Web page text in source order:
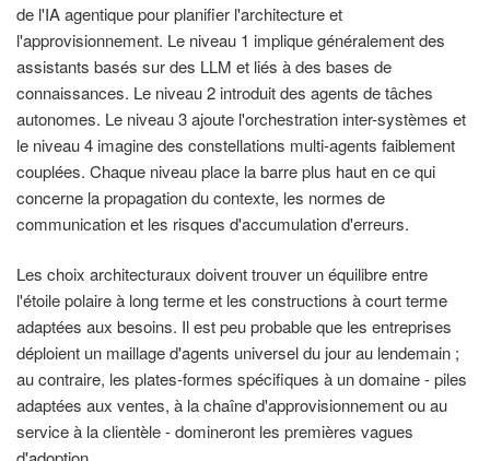
de l'IA agentique pour planifier l'architecture et
l'approvisionnement. Le niveau 1 implique généralement des
assistants basés sur des LLM et liés à des bases de
connaissances. Le niveau 2 introduit des agents de tâches
autonomes. Le niveau 3 ajoute l'orchestration inter-systèmes et
le niveau 4 imagine des constellations multi-agents faiblement
couplées. Chaque niveau place la barre plus haut en ce qui
concerne la propagation du contexte, les normes de
communication et les risques d'accumulation d'erreurs.
Les choix architecturaux doivent trouver un équilibre entre
l'étoile polaire à long terme et les constructions à court terme
adaptées aux besoins. Il est peu probable que les entreprises
déploient un maillage d'agents universel du jour au lendemain ;
au contraire, les plates-formes spécifiques à un domaine - piles
adaptées aux ventes, à la chaîne d'approvisionnement ou au
service à la clientèle - domineront les premières vagues